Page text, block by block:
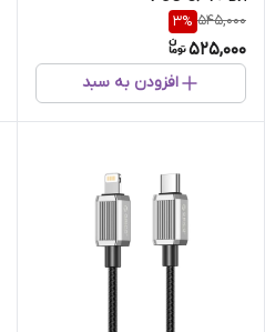
545,000
3%
525,000
افزودن به سبد